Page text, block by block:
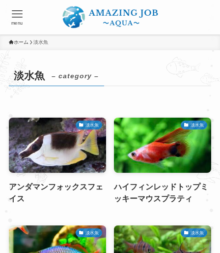
menu
ホーム 淡水魚
淡水魚 – category –
淡水魚
アンダマンフォックスフェ
イス
淡水魚
ハイフィンレッドトップミ
ッキーマウスプラティ
淡水魚 淡水魚